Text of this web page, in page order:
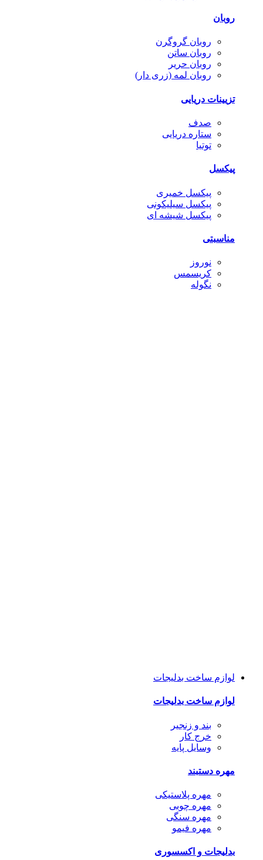
روبان
روبان گروگرن
روبان ساتن
روبان حریر
روبان لمه (زری دار)
تزیینات دریایی
صدف
ستاره دریایی
توتیا
پیکسل
پیکسل خمیری
پیکسل سیلیکونی
پیکسل شیشه ای
مناسبتی
نوروز
کریسمس
نگوله
لوازم ساخت بدلیجات
لوازم ساخت بدلیجات
بند و زنجیر
خرج کار
وسایل پایه
مهره دستبند
مهره پلاستیکی
مهره چوبی
مهره سنگی
مهره فیمو
بدلیجات و اکسسوری